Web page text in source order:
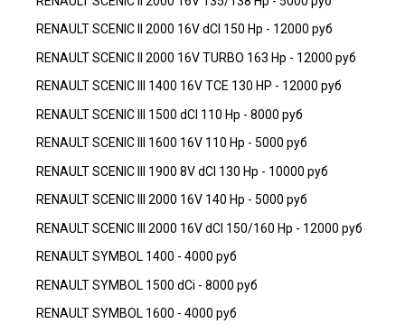
RENAULT SCENIC II 2000 16V dCI 150 Hp - 12000 руб
RENAULT SCENIC II 2000 16V TURBO 163 Hp - 12000 руб
RENAULT SCENIC III 1400 16V TCE 130 HP - 12000 руб
RENAULT SCENIC III 1500 dCI 110 Hp - 8000 руб
RENAULT SCENIC III 1600 16V 110 Hp - 5000 руб
RENAULT SCENIC III 1900 8V dCI 130 Hp - 10000 руб
RENAULT SCENIC III 2000 16V 140 Hp - 5000 руб
RENAULT SCENIC III 2000 16V dCI 150/160 Hp - 12000 руб
RENAULT SYMBOL 1400 - 4000 руб
RENAULT SYMBOL 1500 dCi - 8000 руб
RENAULT SYMBOL 1600 - 4000 руб